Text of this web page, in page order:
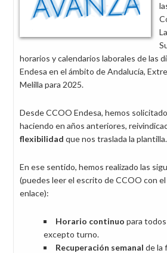
horarios y calendarios laborales de las
Endesa en el ámbito de Andalucía,
Melilla para 2025.
Desde CCOO Endesa, hemos
haciendo en años anteriores,
flexibilidad que nos traslada la plantilla.
En ese sentido, hemos realizado las
(puedes leer el escrito de CCOO con
enlace):
Horario continuo para
excepto turno.
Recuperación semanal de la